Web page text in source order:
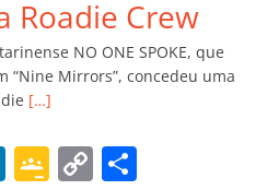
a
ss
ro
o
m
k h
ar
Roadie Crew
NO ONE SPOKE, que
“Nine Mirrors”, concedeu uma
[…]
Li G C